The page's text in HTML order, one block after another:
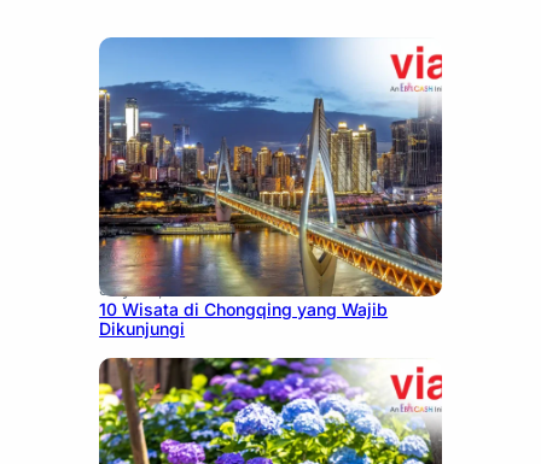
July 30, 2026
10 Wisata di Chongqing yang Wajib
Dikunjungi